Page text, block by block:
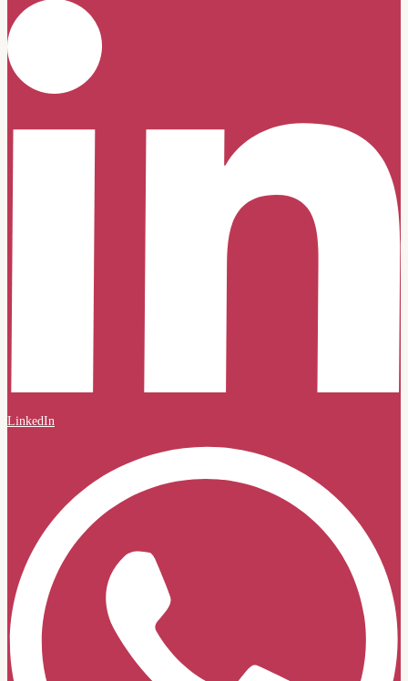
LinkedIn